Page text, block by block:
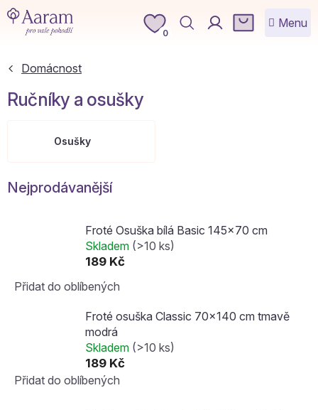
Přejít
na
obsah
0
NÁKUPNÍ
KOŠÍK
Domácnost
Ručníky a osušky
Osušky
Nejprodávanější
Froté Osuška bílá Basic 145x70 cm
Skladem (>10 ks)
189 Kč
Přidat do oblíbených
Froté osuška Classic 70x140 cm tmavě
modrá
Skladem (>10 ks)
189 Kč
Přidat do oblíbených